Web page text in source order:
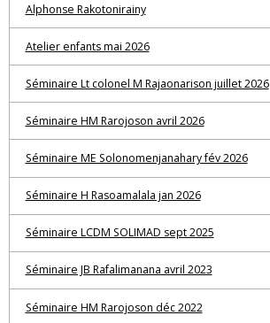
Alphonse Rakotonirainy
Atelier enfants mai 2026
Séminaire Lt colonel M Rajaonarison juillet 2026
Séminaire HM Rarojoson avril 2026
Séminaire ME Solonomenjanahary fév 2026
Séminaire H Rasoamalala jan 2026
Séminaire LCDM SOLIMAD sept 2025
Séminaire JB Rafalimanana avril 2023
Séminaire HM Rarojoson déc 2022